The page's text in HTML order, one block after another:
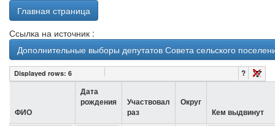
Главная страница
Ссылка на источник :
Дополнительные выборы депутатов Совета сельского
Displayed rows: 6 ?
ФИО
Дата
рождения
Участвовал
раз
Округ
Кем выдвинут